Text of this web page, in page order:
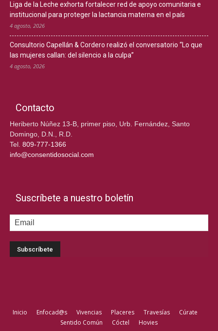
Liga de la Leche exhorta fortalecer red de apoyo comunitaria e
institucional para proteger la lactancia materna en el país
4 agosto, 2026
Consultorio Capellán & Cordero realizó el conversatorio “Lo que
las mujeres callan: del silencio a la culpa”
4 agosto, 2026
Contacto
Heriberto Núñez 13-B, primer piso, Urb. Fernández, Santo
Domingo, D.N., R.D.
Tel. 809-777-1366
info@consentidosocial.com
Suscríbete a nuestro boletín
Inicio Enfocad@s Vivencias Placeres Travesías
Cúrate
Sentido Común
Cóctel Hovies